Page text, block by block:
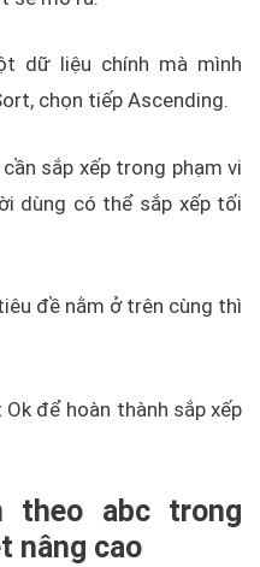
dữ liệu chính mà mình
chọn tiếp Ascending.
sắp xếp trong phạm vi
dùng có thể sắp xếp tối
đề nằm ở trên cùng thì
để hoàn thành sắp xếp
theo abc trong
nâng cao